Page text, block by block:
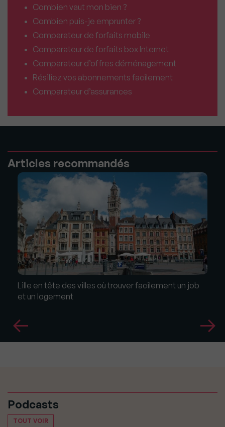
Combien vaut mon bien ?
Combien puis-je emprunter ?
Comparateur de forfaits mobile
Comparateur de forfaits box Internet
Comparateur d’offres déménagement
Résiliez vos abonnements facilement
Comparateur d’assurances
Articles recommandés
Lille en tête des villes où trouver facilement un job
et un logement
Podcasts
TOUT VOIR